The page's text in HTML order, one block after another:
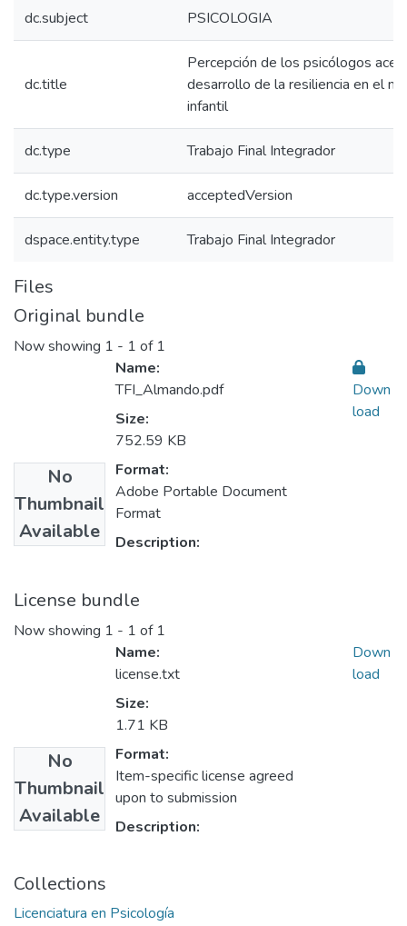
dc.subject PSICOLOGIA
dc.title
Percepción de los psicólogos
desarrollo de la resiliencia en el
infantil
dc.type Trabajo Final Integrador
dc.type.version acceptedVersion
dspace.entity.type Trabajo Final Integrador
Files
Original bundle
Now showing 1 - 1 of 1
No
Thumbnail
Available
Name:
TFI_Almando.pdf
Size:
752.59 KB
Format:
Adobe Portable Document
Format
Description:
Down
load
License bundle
Now showing 1 - 1 of 1
No
Thumbnail
Available
Name:
license.txt
Size:
1.71 KB
Format:
Item-specific license agreed
upon to submission
Description:
Down
load
Collections
Licenciatura en Psicología